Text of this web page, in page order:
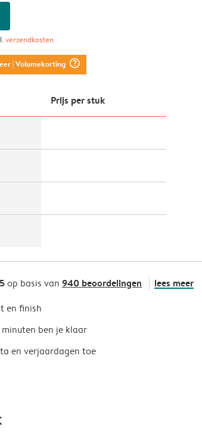
verzendkosten
| Volumekorting question_mark_circle
Prijs per stuk
op basis van 940 beoordelingen lees meer
en finish
ben je klaar
en verjaardagen toe